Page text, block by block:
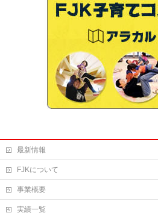
最新情報
FJKについて
事業概要
実績一覧